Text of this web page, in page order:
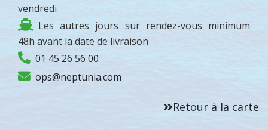
vendredi
Les autres jours sur rendez-vous minimum
48h avant la date de livraison
01 45 26 56 00
ops@neptunia.com
Retour à la carte